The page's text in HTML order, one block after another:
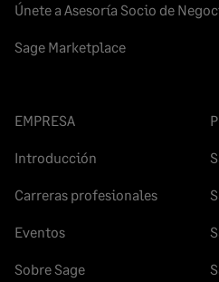
Únete a Asesoría Socio de
Sage Marketplace
EMPRESA
Introducción
Carreras profesionales
Eventos
Sobre Sage